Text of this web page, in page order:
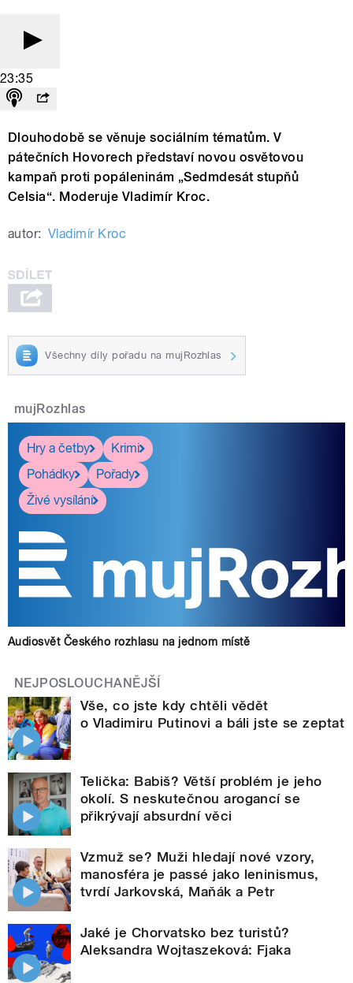
23:35
Dlouhodobě se věnuje sociálním tématům. V
pátečních Hovorech představí novou osvětovou
kampaň proti popáleninám „Sedmdesát stupňů
Celsia“. Moderuje Vladimír Kroc.
autor: Vladimír Kroc
Všechny díly pořadu na mujRozhlas
mujRozhlas
Hry a četby
Krimi
Pohádky
Pořady
Živé vysílání
Audiosvět Českého rozhlasu na jednom místě
NEJPOSLOUCHANĚJŠÍ
Vše, co jste kdy chtěli vědět
o Vladimiru Putinovi a báli jste se zeptat
Telička: Babiš? Větší problém je jeho
okolí. S neskutečnou arogancí se
přikrývají absurdní věci
Vzmuž se? Muži hledají nové vzory,
manosféra je passé jako leninismus,
tvrdí Jarkovská, Maňák a Petr
Jaké je Chorvatsko bez turistů?
Aleksandra Wojtaszeková: Fjaka